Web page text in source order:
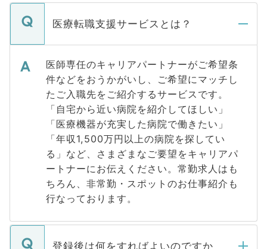
医療転職支援サービスとは？
医師専任のキャリアパートナーがご希望条
件などをおうかがいし、ご希望にマッチし
たご入職先をご紹介するサービスです。
「自宅から近い病院を紹介してほしい」
「医療機器が充実した病院で働きたい」
「年収1,500万円以上の病院を探してい
る」など、さまざまなご要望をキャリアパ
ートナーにお伝えください。常勤求人はも
ちろん、非常勤・スポットのお仕事紹介も
行なっております。
登録後は何をすればよいのですか